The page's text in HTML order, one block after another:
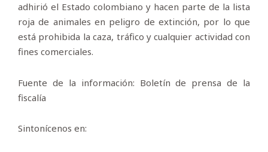
adhirió el Estado colombiano y hacen parte de la lista
roja de animales en peligro de extinción, por lo que
está prohibida la caza, tráfico y cualquier actividad con
fines comerciales.
Fuente de la información: Boletín de prensa de la
fiscalía
Sintonícenos en: